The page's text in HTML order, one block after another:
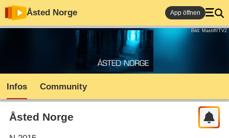
Åsted Norge App öffnen
Bild: Mastiff/TV2
Infos Community
Åsted Norge